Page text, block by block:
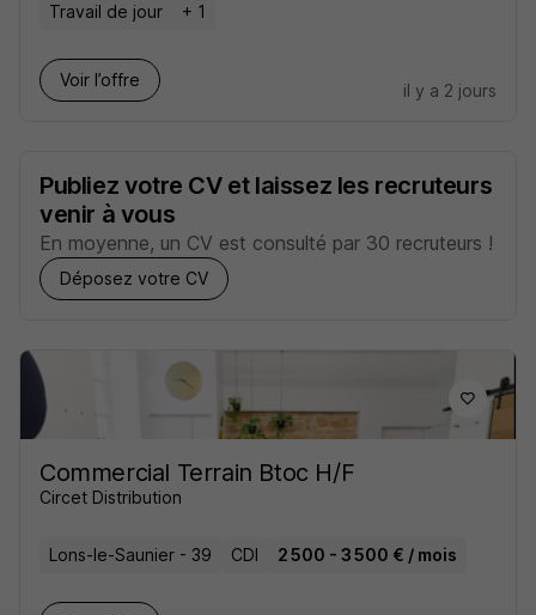
Travail de jour
+ 1
Voir l’offre
il y a 2 jours
Publiez votre CV et laissez les recruteurs
venir à vous
En moyenne, un CV est consulté par 30 recruteurs !
Déposez votre CV
Commercial Terrain Btoc H/F
Circet Distribution
Lons-le-Saunier - 39 CDI 2 500 - 3 500 € / mois